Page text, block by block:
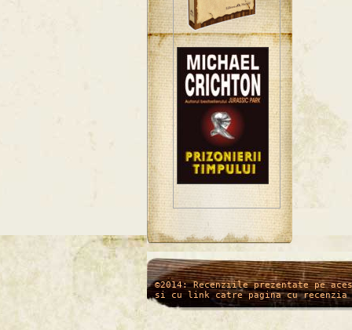
/* */
©2014: Recenziile prezentate pe
si cu link catre pagina cu